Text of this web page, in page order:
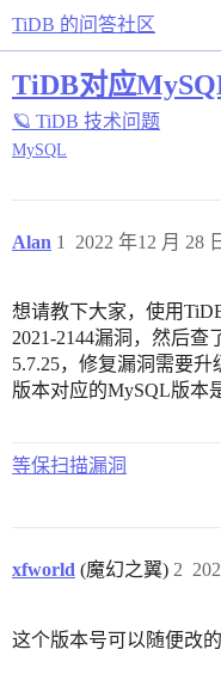
TiDB 的问答社区
TiDB对应
🪐 TiDB 技术问题
MySQL
Alan 2022 年12 月 28
1
想请教下大家，使用
2021-2144漏洞，然后查
5.7.25，修复漏洞需要
版本对应的MySQL版本
等保扫描漏洞
xfworld (魔幻之翼) 2
这个版本号可以随便改的